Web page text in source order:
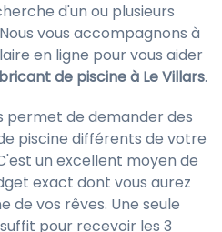
d'un ou plusieurs
vous accompagnons à
en ligne pour vous aider
de piscine à Le Villars.
permet de demander des
piscine différents de votre
un excellent moyen de
exact dont vous aurez
de vos rêves. Une seule
pour recevoir les 3